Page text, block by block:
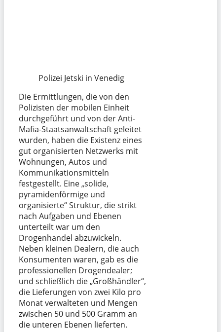
Polizei Jetski in Venedig
Die Ermittlungen, die von den
Polizisten der mobilen Einheit
durchgeführt und von der Anti-
Mafia-Staatsanwaltschaft geleitet
wurden, haben die Existenz eines
gut organisierten Netzwerks mit
Wohnungen, Autos und
Kommunikationsmitteln
festgestellt. Eine „solide,
pyramidenförmige und
organisierte“ Struktur, die strikt
nach Aufgaben und Ebenen
unterteilt war um den
Drogenhandel abzuwickeln.
Neben kleinen Dealern, die auch
Konsumenten waren, gab es die
professionellen Drogendealer;
und schließlich die „Großhändler“,
die Lieferungen von zwei Kilo pro
Monat verwalteten und Mengen
zwischen 50 und 500 Gramm an
die unteren Ebenen lieferten.